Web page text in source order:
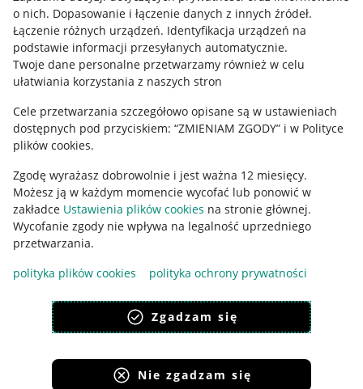
o nich. Dopasowanie i łączenie danych z innych źródeł.
Łączenie różnych urządzeń. Identyfikacja urządzeń na
podstawie informacji przesyłanych automatycznie.
Twoje dane personalne przetwarzamy również w celu
ułatwiania korzystania z naszych stron
Cele przetwarzania szczegółowo opisane są w ustawieniach
dostępnych pod przyciskiem: “ZMIENIAM ZGODY” i w Polityce
plików cookies.
Zgodę wyrażasz dobrowolnie i jest ważna 12 miesięcy.
Możesz ją w każdym momencie wycofać lub ponowić w
zakładce Ustawienia plików cookies na stronie głównej.
Wycofanie zgody nie wpływa na legalność uprzedniego
przetwarzania.
polityka plików cookies
polityka ochrony prywatności
Zgadzam się
Nie zgadzam się
Korzystanie z serwisu oznacza akceptację regulaminu.